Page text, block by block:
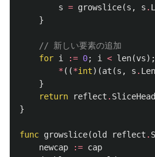
s = growslice(s , s .
}
// 新しい要素の追加
for i := 0; i < len(vs);
* ((*int)(at (s , s . Len
}
return
reflect .
}
func growslice(old reflect .
newcap
:= cap